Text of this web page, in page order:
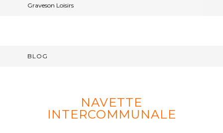
Graveson Loisirs
BLOG
NAVETTE
INTERCOMMUNALE